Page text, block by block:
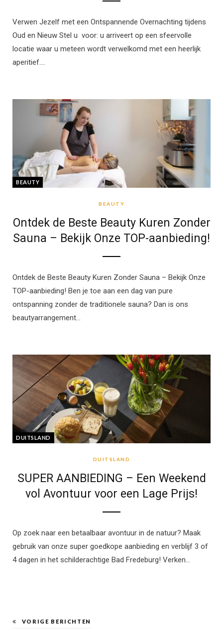
Verwen Jezelf met een Ontspannende Overnachting tijdens
Oud en Nieuw Stel u voor: u arriveert op een sfeervolle
locatie waar u meteen wordt verwelkomd met een heerlijk
aperitief.…
BEAUTY
BEAUTY
Ontdek de Beste Beauty Kuren Zonder
Sauna – Bekijk Onze TOP-aanbieding!
Ontdek de Beste Beauty Kuren Zonder Sauna – Bekijk Onze
TOP-aanbieding! Ben je toe aan een dag van pure
ontspanning zonder de traditionele sauna? Dan is ons
beautyarrangement…
DUITSLAND
DUITSLAND
SUPER AANBIEDING – Een Weekend
vol Avontuur voor een Lage Prijs!
Op zoek naar een betaalbaar avontuur in de natuur? Maak
gebruik van onze super goedkope aanbieding en verblijf 3 of
4 dagen in het schilderachtige Bad Fredeburg! Verken…
VORIGE BERICHTEN